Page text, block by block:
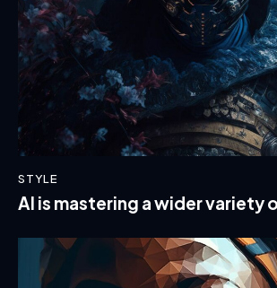
STYLE
AI is mastering a wider variety